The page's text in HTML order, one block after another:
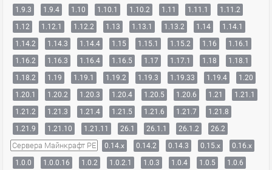
1.9.3
1.9.4 1.10 1.10.1 1.10.2 1.11 1.11.1
1.11.2
1.12
1.12.1 1.12.2 1.13 1.13.1 1.13.2 1.14
1.14.1
1.14.2
1.14.3 1.14.4 1.15 1.15.1 1.15.2 1.16
1.16.1
1.16.2
1.16.3 1.16.4 1.16.5 1.17 1.17.1 1.18
1.18.1
1.18.2
1.19 1.19.1 1.19.2 1.19.3 1.19.33 1.19.4
1.20
1.20.1
1.20.2 1.20.3 1.20.4 1.20.5 1.20.6 1.21
1.21.1
1.21.2
1.21.3 1.21.4 1.21.5 1.21.6 1.21.7
1.21.8
1.21.9
1.21.10 1.21.11 26.1 26.1.1 26.1.2 26.2
Сервера Майнкрафт PE 0.14.x 0.14.2 0.14.3 0.15.x
0.16.x
1.0.0
1.0.0.16 1.0.2 1.0.2.1 1.0.3 1.0.4 1.0.5
1.0.6